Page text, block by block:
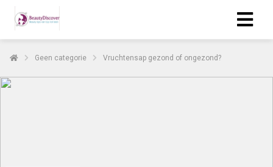
Geen categorie Vruchtensap gezond of ongezond?